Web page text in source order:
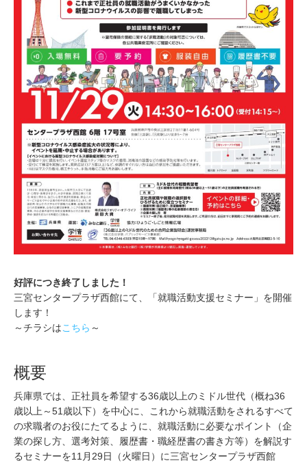
好評につき終了しました！
三宮センタープラザ西館にて、「就職活動支援セミナー」を開催
します！
～チラシはこちら ～
概要
兵庫県では、正社員を希望する36歳以上のミドル世代（概ね36
歳以上～51歳以下）を中心に、これから就職活動をされるすべて
の求職者のお役にたてるように、就職活動に必要なポイント（企
業の探し方、選考対策、履歴書・職経歴書の書き方等）を解説す
るセミナーを11月29日（火曜日）に三宮センタープラザ西館